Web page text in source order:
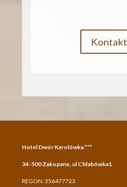
Kontakt
Hotel Dwór Karolówka ***
34-500 Zakopane, ul Chłabówka1
REGON: 356477723